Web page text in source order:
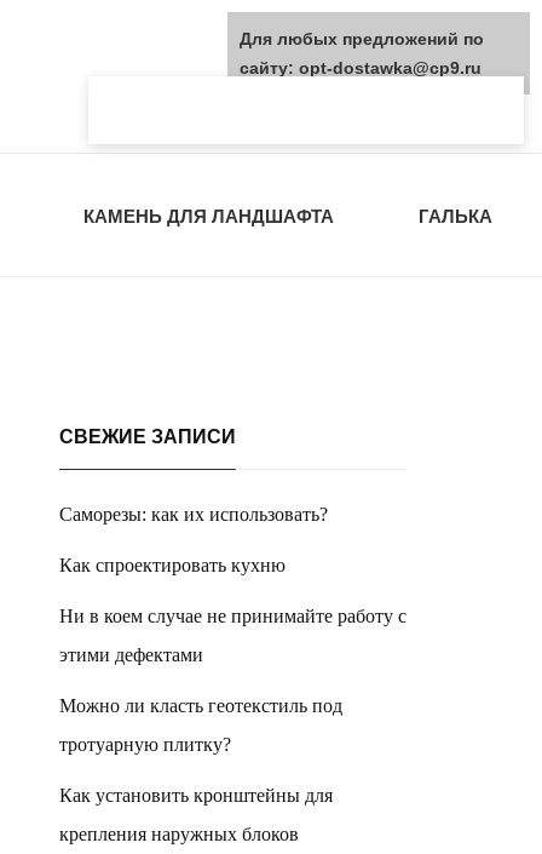
КАМЕНЬ ДЛЯ ЛАНДШАФТА ГАЛЬКА
СВЕЖИЕ ЗАПИСИ
Саморезы: как их использовать?
Как спроектировать кухню
Ни в коем случае не принимайте работу с
этими дефектами
Можно ли класть геотекстиль под
тротуарную плитку?
Как установить кронштейны для
крепления наружных блоков
Для любых предложений по
сайту: opt-dostawka@cp9.ru